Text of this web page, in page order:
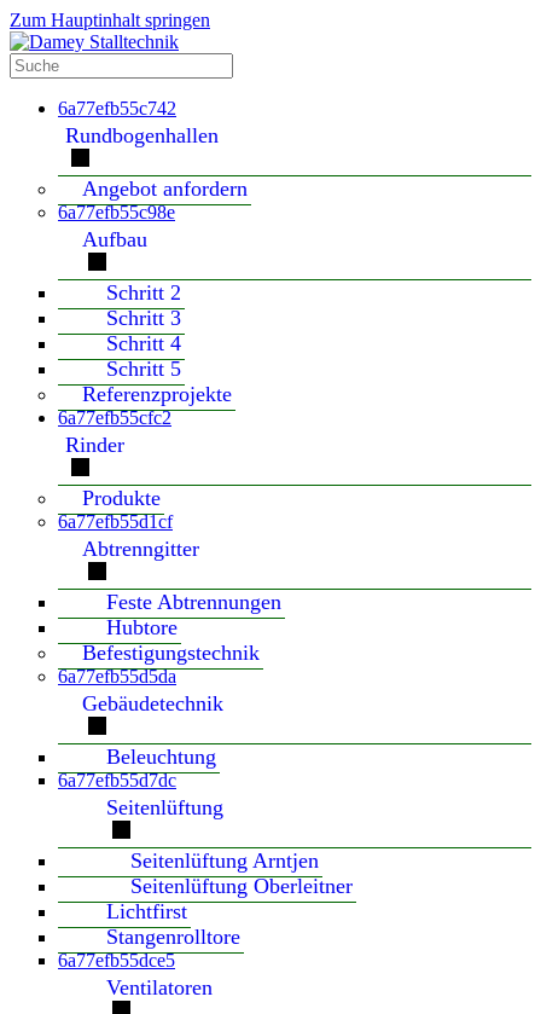
Zum Hauptinhalt springen
6a77efb55c742
Rundbogenhallen
Angebot anfordern
6a77efb55c98e
Aufbau
Schritt 2
Schritt 3
Schritt 4
Schritt 5
Referenzprojekte
6a77efb55cfc2
Rinder
Produkte
6a77efb55d1cf
Abtrenngitter
Feste Abtrennungen
Hubtore
Befestigungstechnik
6a77efb55d5da
Gebäudetechnik
Beleuchtung
6a77efb55d7dc
Seitenlüftung
Seitenlüftung Arntjen
Seitenlüftung Oberleitner
Lichtfirst
Stangenrolltore
6a77efb55dce5
Ventilatoren